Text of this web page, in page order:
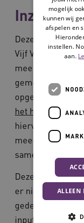
Inzichten
Deze
Vijf Vilans-
mee in
opgedaan, zoals
het hart van de
hiervan.
meer generieke
samenwerken in
Deze pagina is
er nieuwe
gedeeld kunnen
input van de
mogelijk
kunnen wij
afspelen en
instellen.
aan.
ALLEEN